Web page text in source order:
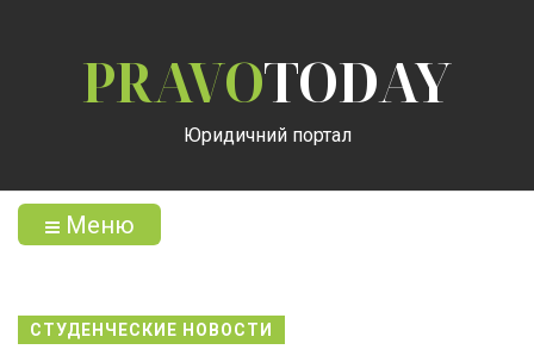
PRAVOTODAY
Юридичний портал
Меню
СТУДЕНЧЕСКИЕ НОВОСТИ